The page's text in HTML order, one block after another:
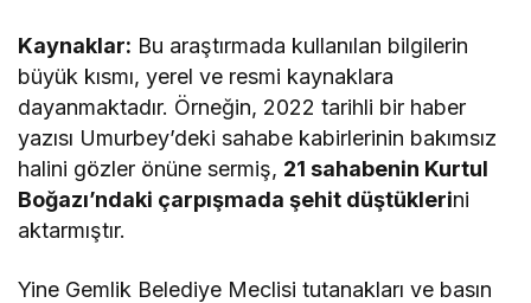
Kaynaklar: Bu araştırmada kullanılan bilgilerin
büyük kısmı, yerel ve resmi kaynaklara
dayanmaktadır. Örneğin, 2022 tarihli bir haber
yazısı Umurbey’deki sahabe kabirlerinin bakımsız
halini gözler önüne sermiş, 21 sahabenin Kurtul
Boğazı’ndaki çarpışmada şehit düştüklerini
aktarmıştır​.
Yine Gemlik Belediye Meclisi tutanakları ve basın